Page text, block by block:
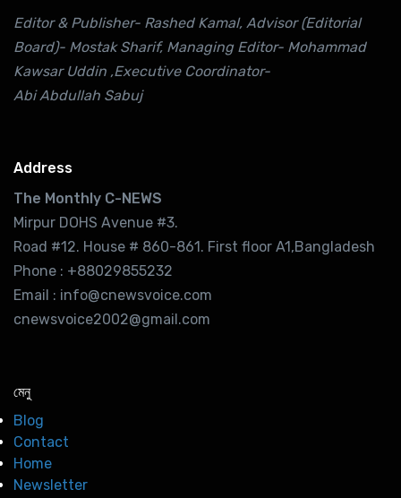
Editor & Publisher- Rashed Kamal, Advisor (Editorial
Board)- Mostak Sharif, Managing Editor- Mohammad
Kawsar Uddin ,Executive Coordinator-
Abi Abdullah Sabuj
Address
The Monthly C-NEWS
Mirpur DOHS Avenue #3.
Road #12. House # 860-861. First floor A1,Bangladesh
Phone : +88029855232
Email : info@cnewsvoice.com
cnewsvoice2002@gmail.com
মেনু
Blog
Contact
Home
Newsletter